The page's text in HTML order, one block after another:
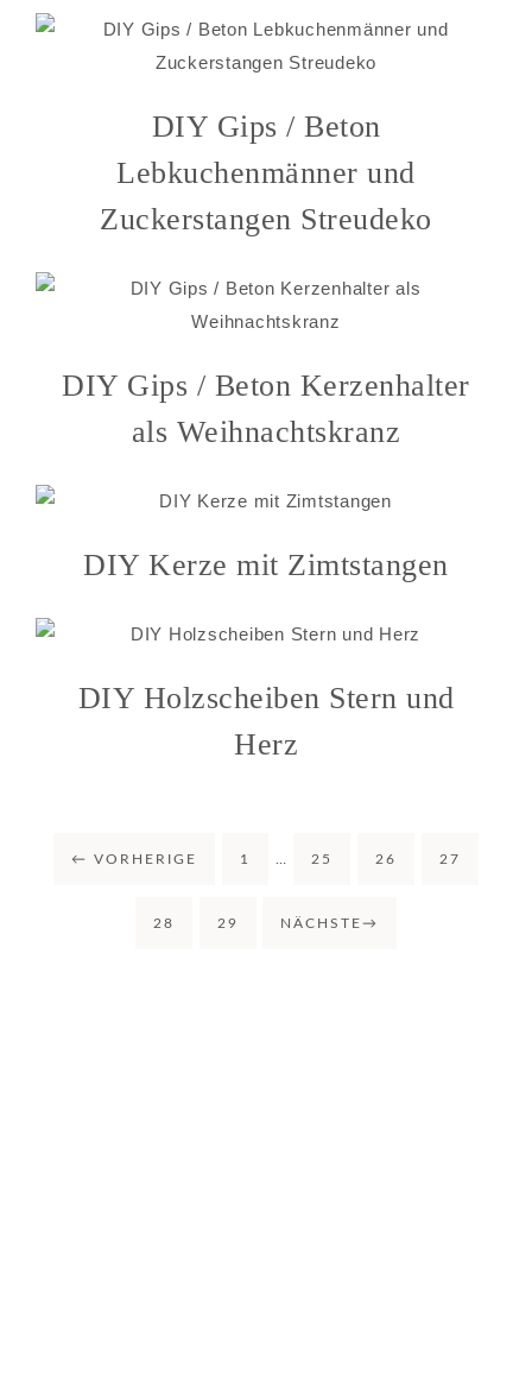
DIY Gips / Beton
Lebkuchenmänner und
Zuckerstangen Streudeko
DIY Gips / Beton Kerzenhalter
als Weihnachtskranz
DIY Kerze mit Zimtstangen
DIY Holzscheiben Stern und
Herz
← VORHERIGE 1 25 26 27
28 29 NÄCHSTE→